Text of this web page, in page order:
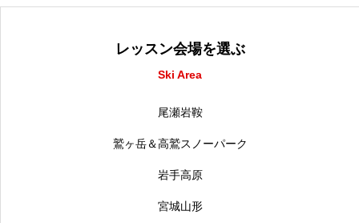
レッスン会場を選ぶ
Ski Area
尾瀬岩鞍
鷲ヶ岳＆高鷲スノーパーク
岩手高原
宮城山形